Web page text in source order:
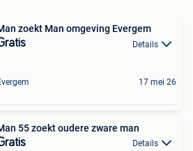
zoekt Man omgeving Evergem
Details
17 mei 26
55 zoekt oudere zware man
Details